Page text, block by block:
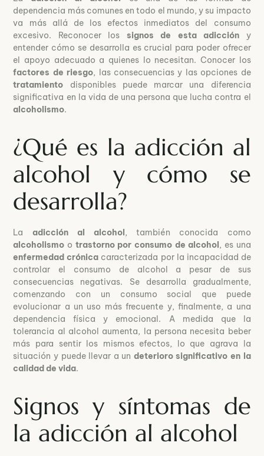
dependencia más comunes en todo el mundo, y su impacto
va más allá de los efectos inmediatos del consumo
excesivo. Reconocer los signos de esta adicción y
entender cómo se desarrolla es crucial para poder ofrecer
el apoyo adecuado a quienes lo necesitan. Conocer los
factores de riesgo, las consecuencias y las opciones de
tratamiento disponibles puede marcar una diferencia
significativa en la vida de una persona que lucha contra el
alcoholismo.
¿Qué es la adicción al
alcohol y cómo se
desarrolla?
La adicción al alcohol, también conocida como
alcoholismo o trastorno por consumo de alcohol, es una
enfermedad crónica caracterizada por la incapacidad de
controlar el consumo de alcohol a pesar de sus
consecuencias negativas. Se desarrolla gradualmente,
comenzando con un consumo social que puede
evolucionar a un uso más frecuente y, finalmente, a una
dependencia física y emocional. A medida que la
tolerancia al alcohol aumenta, la persona necesita beber
más para sentir los mismos efectos, lo que agrava la
situación y puede llevar a un deterioro significativo en la
calidad de vida.
Signos y síntomas de
la adicción al alcohol